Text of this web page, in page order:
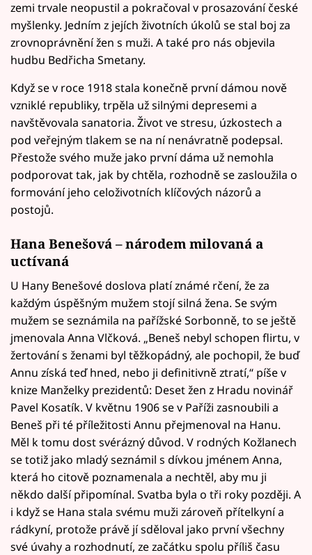
zemi trvale neopustil a pokračoval v prosazování české
myšlenky. Jedním z jejích životních úkolů se stal boj za
zrovnoprávnění žen s muži. A také pro nás objevila
hudbu Bedřicha Smetany.
Když se v roce 1918 stala konečně první dámou nově
vzniklé republiky, trpěla už silnými depresemi a
navštěvovala sanatoria. Život ve stresu, úzkostech a
pod veřejným tlakem se na ní nenávratně podepsal.
Přestože svého muže jako první dáma už nemohla
podporovat tak, jak by chtěla, rozhodně se zasloužila o
formování jeho celoživotních klíčových názorů a
postojů.
Hana Benešová – národem milovaná a
uctívaná
U Hany Benešové doslova platí známé rčení, že za
každým úspěšným mužem stojí silná žena. Se svým
mužem se seznámila na pařížské Sorbonně, to se ještě
jmenovala Anna Vlčková. „Beneš nebyl schopen flirtu, v
žertování s ženami byl těžkopádný, ale pochopil, že buď
Annu získá teď hned, nebo ji definitivně ztratí,“ píše v
knize Manželky prezidentů: Deset žen z Hradu novinář
Pavel Kosatík. V květnu 1906 se v Paříži zasnoubili a
Beneš při té příležitosti Annu přejmenoval na Hanu.
Měl k tomu dost svérázný důvod. V rodných Kožlanech
se totiž jako mladý seznámil s dívkou jménem Anna,
která ho citově poznamenala a nechtěl, aby mu ji
někdo další připomínal. Svatba byla o tři roky později. A
i když se Hana stala svému muži zároveň přítelkyní a
rádkyní, protože právě jí sděloval jako první všechny
své úvahy a rozhodnutí, ze začátku spolu příliš času